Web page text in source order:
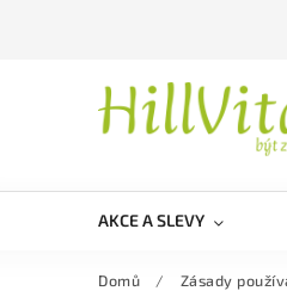
AKCE A SLEVY
Domů / Zásady